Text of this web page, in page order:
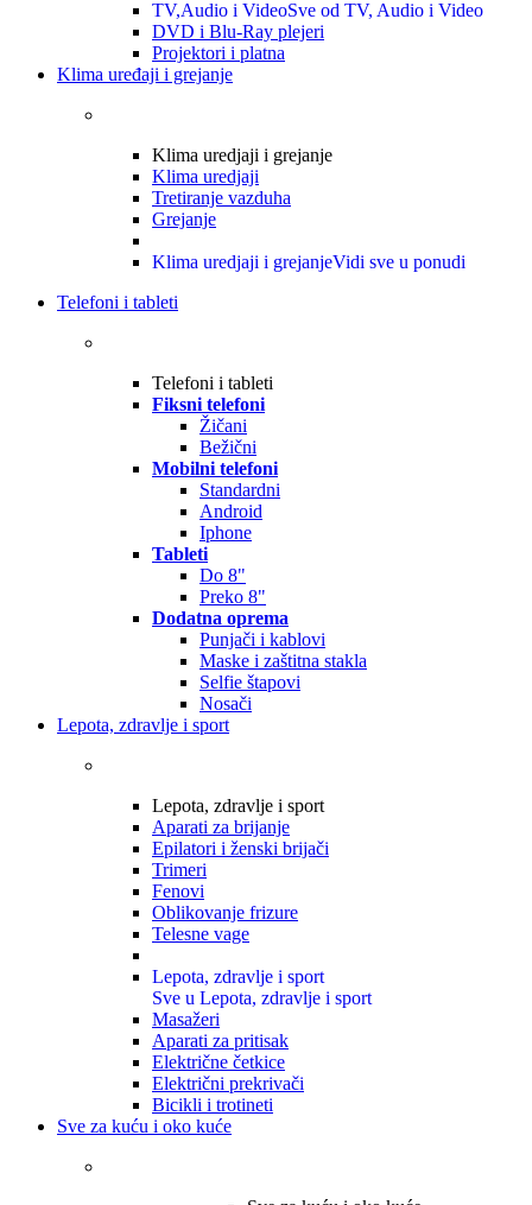
TV,Audio i VideoSve od TV, Audio i Video
DVD i Blu-Ray plejeri
Projektori i platna
Klima uređaji i grejanje
Klima uredjaji i grejanje
Klima uredjaji
Tretiranje vazduha
Grejanje
Klima uredjaji i grejanjeVidi sve u ponudi
Telefoni i tableti
Telefoni i tableti
Fiksni telefoni
Žičani
Bežični
Mobilni telefoni
Standardni
Android
Iphone
Tableti
Do 8"
Preko 8"
Dodatna oprema
Punjači i kablovi
Maske i zaštitna stakla
Selfie štapovi
Nosači
Lepota, zdravlje i sport
Lepota, zdravlje i sport
Aparati za brijanje
Epilatori i ženski brijači
Trimeri
Fenovi
Oblikovanje frizure
Telesne vage
Lepota, zdravlje i sport
Sve u Lepota, zdravlje i sport
Masažeri
Aparati za pritisak
Električne četkice
Električni prekrivači
Bicikli i trotineti
Sve za kuću i oko kuće